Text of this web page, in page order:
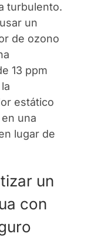
turbulento.
un
de ozono
13 ppm
estático
una
lugar de
un
con